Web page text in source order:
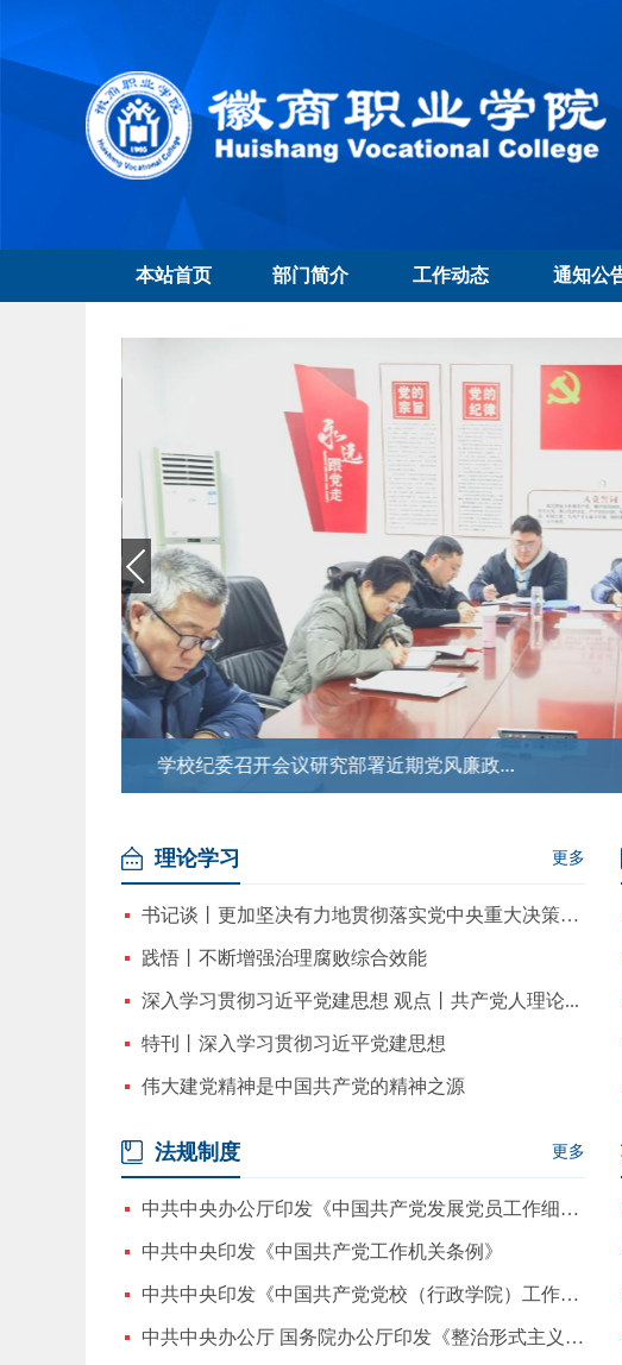
本站首页 部门简介 工作动态 通知公
学校纪委召开会议研究部署近期党风廉政...
理论学习 更多
书记谈丨更加坚决有力地贯彻落实党中央重大决策部署
践悟丨不断增强治理腐败综合效能
深入学习贯彻习近平党建思想 观点丨共产党人理论...
特刊丨深入学习贯彻习近平党建思想
伟大建党精神是中国共产党的精神之源
法规制度 更多
中共中央办公厅印发《中国共产党发展党员工作细则》
中共中央印发《中国共产党工作机关条例》
中共中央印发《中国共产党党校（行政学院）工作条例》
中共中央办公厅 国务院办公厅印发《整治形式主义为基层减负若...